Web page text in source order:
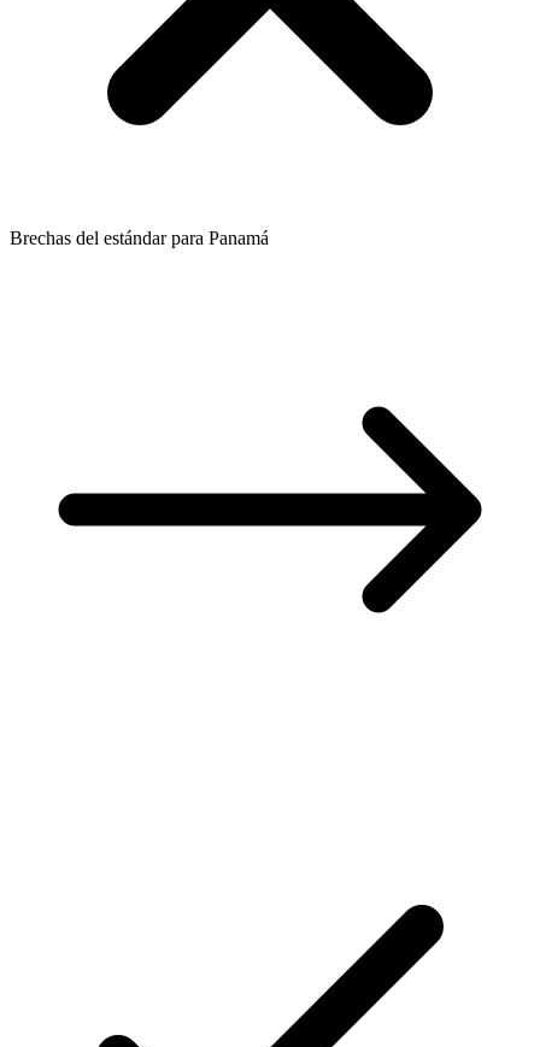
Brechas del estándar para Panamá